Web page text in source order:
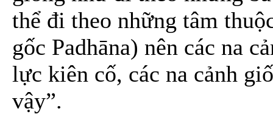
thể đi theo những tâm
gốc Padhāna) nên các na
lực kiên cố, các na cảnh
vậy”.